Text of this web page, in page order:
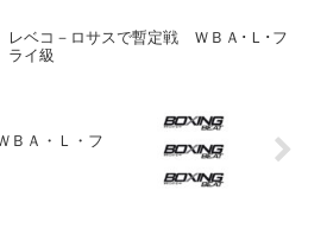
レベコ－ロサスで暫定戦 ＷＢＡ･Ｌ･フ
ライ級
ＢＡ・Ｌ・フ